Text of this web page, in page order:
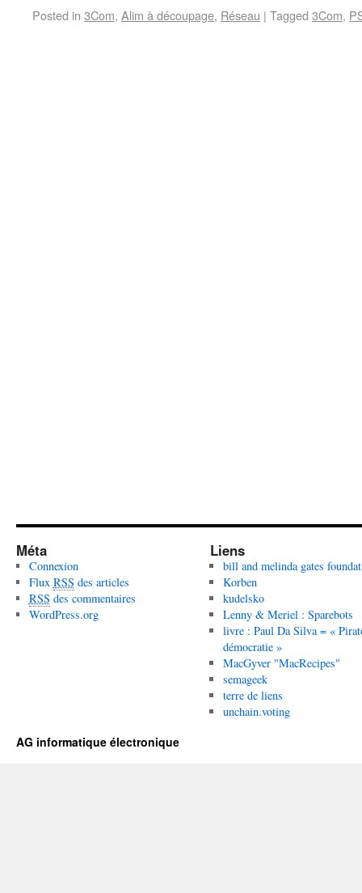
Posted in 3Com, Alim à découpage, Réseau | Tagged 3Com,
Méta
Connexion
Flux RSS des articles
RSS des commentaires
WordPress.org
Liens
bill and melinda gates
Korben
kudelsko
Lenny & Meriel : Sparebots
livre : Paul Da Silva = «
démocratie »
MacGyver "MacRecipes"
semageek
terre de liens
unchain.voting
AG informatique électronique